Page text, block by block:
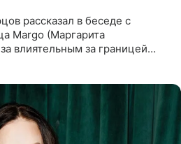
рассказал в беседе с
Margo (Маргарита
влиятельным за границей